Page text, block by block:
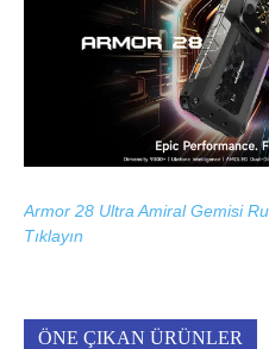
Armor 28 Ultra Amiral Gemisi
Tıklayın
ÖNE ÇIKAN ÜRÜNLER